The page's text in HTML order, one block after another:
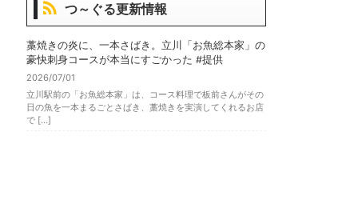
つ～ぐる更新情報
藁焼きの炎に、一本さばき。立川「お魚総本家」の
豪快刺身コースが本当にすごかった #提供
2026/07/01
立川駅前の「お魚総本家」は、コース料理で板前さんがその
日の魚を一本まるごとさばき、藁焼きを実演してくれるお店
で […]